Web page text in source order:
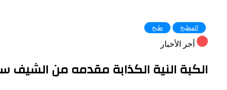
المطبخ طبخ
أخر الأخبار
الكبة النية الكذابة مقدمه من الشيف